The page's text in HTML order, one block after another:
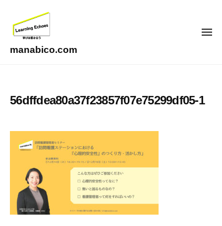
manabico.com
r
メ
56dffdea80a37f23857f07e75299df05-1